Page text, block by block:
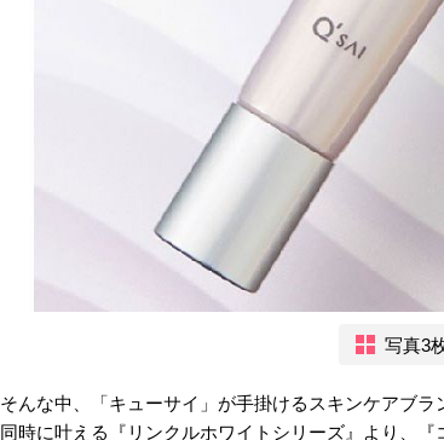
写真3
そんな中、「キューサイ」が手掛けるスキンケアブ
同時に叶える『リンクルホワイトシリーズ』より、